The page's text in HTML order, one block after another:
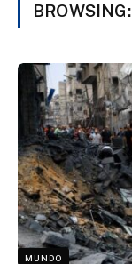
BROWSING:
MUNDO